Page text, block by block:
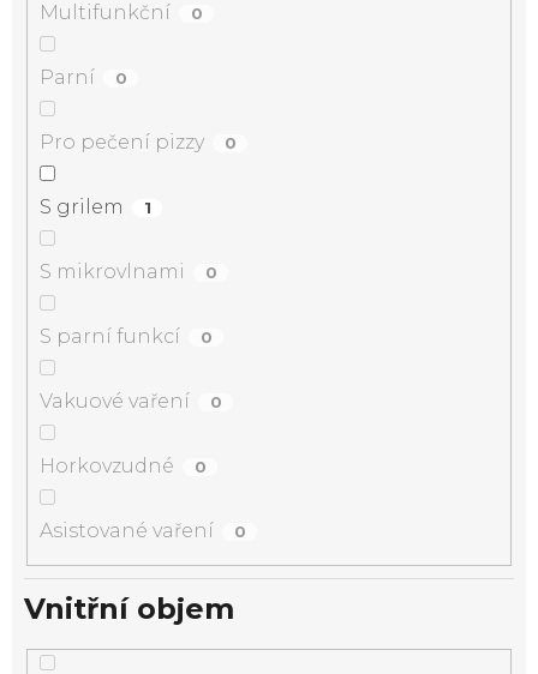
Multifunkční 0
Parní 0
Pro pečení pizzy 0
S grilem 1
S mikrovlnami 0
S parní funkcí 0
Vakuové vaření 0
Horkovzudné 0
Asistované vaření 0
Vnitřní objem